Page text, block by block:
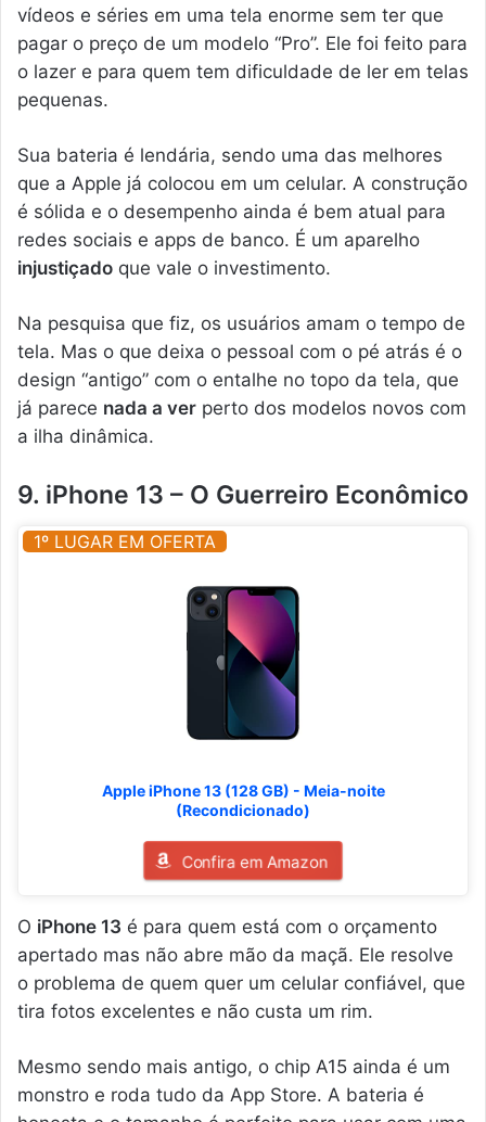
vídeos e séries em uma tela enorme sem ter que
pagar o preço de um modelo “Pro”. Ele foi feito para
o lazer e para quem tem dificuldade de ler em telas
pequenas.
Sua bateria é lendária, sendo uma das melhores
que a Apple já colocou em um celular. A construção
é sólida e o desempenho ainda é bem atual para
redes sociais e apps de banco. É um aparelho
injustiçado que vale o investimento.
Na pesquisa que fiz, os usuários amam o tempo de
tela. Mas o que deixa o pessoal com o pé atrás é o
design “antigo” com o entalhe no topo da tela, que
já parece nada a ver perto dos modelos novos com
a ilha dinâmica.
9. iPhone 13 – O Guerreiro Econômico
1º LUGAR EM OFERTA
Apple iPhone 13 (128 GB) - Meia-noite
(Recondicionado)
Confira em Amazon
O iPhone 13 é para quem está com o orçamento
apertado mas não abre mão da maçã. Ele resolve
o problema de quem quer um celular confiável, que
tira fotos excelentes e não custa um rim.
Mesmo sendo mais antigo, o chip A15 ainda é um
monstro e roda tudo da App Store. A bateria é